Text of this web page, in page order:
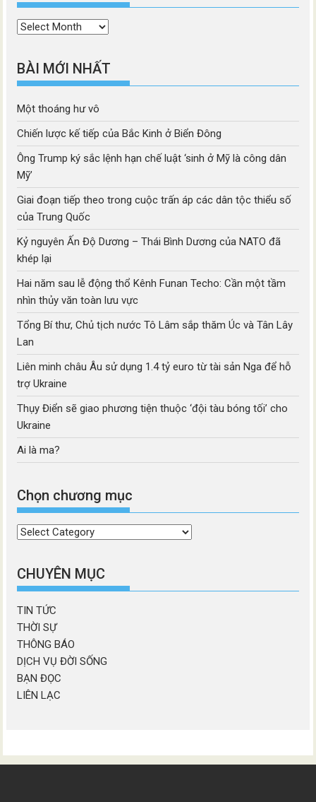
Thời
BÀI MỚI NHẤT
Một thoáng hư vô
Chiến lược kế tiếp của Bắc Kinh ở Biển Đông
Ông Trump ký sắc lệnh hạn chế luật ‘sinh ở Mỹ là công dân
Mỹ’
Giai đoạn tiếp theo trong cuộc trấn áp các dân tộc thiểu số
của Trung Quốc
Kỷ nguyên Ấn Độ Dương – Thái Bình Dương của NATO đã
khép lại
Hai năm sau lễ động thổ Kênh Funan Techo: Cần một tầm
nhìn thủy văn toàn lưu vực
Tổng Bí thư, Chủ tịch nước Tô Lâm sắp thăm Úc và Tân Lây
Lan
Liên minh châu Âu sử dụng 1.4 tỷ euro từ tài sản Nga để hỗ
trợ Ukraine
Thụy Điển sẽ giao phương tiện thuộc ‘đội tàu bóng tối’ cho
Ukraine
Ai là ma?
Chọn chương mục
Chọn
mục
CHUYÊN MỤC
TIN TỨC
THỜI SỰ
THÔNG BÁO
DỊCH VỤ ĐỜI SỐNG
BẠN ĐỌC
LIÊN LẠC